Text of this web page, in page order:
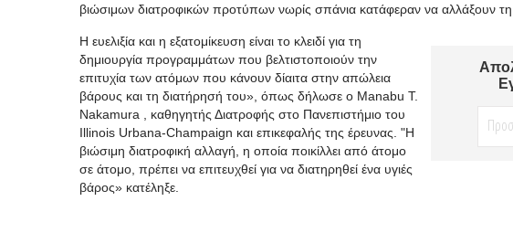
βιώσιμων διατροφικών προτύπων νωρίς σπάνια κατάφεραν να αλλάξουν
Η ευελιξία και η εξατομίκευση είναι το κλειδί για τη
δημιουργία προγραμμάτων που βελτιστοποιούν την
επιτυχία των ατόμων που κάνουν δίαιτα στην απώλεια
βάρους και τη διατήρησή του», όπως δήλωσε ο Manabu T.
Nakamura , καθηγητής Διατροφής στο Πανεπιστήμιο του
Illinois Urbana-Champaign και επικεφαλής της έρευνας. "Η
βιώσιμη διατροφική αλλαγή, η οποία ποικίλλει από άτομο
σε άτομο, πρέπει να επιτευχθεί για να διατηρηθεί ένα υγιές
βάρος» κατέληξε.